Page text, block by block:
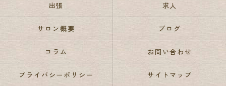
出張 求人
サロン概要 ブログ
コラム お問い合わせ
プライバシーポリシー サイトマップ